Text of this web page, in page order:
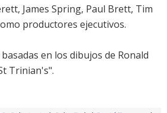
James Spring, Paul Brett, Tim
productores ejecutivos.
en los dibujos de Ronald
Trinian's".